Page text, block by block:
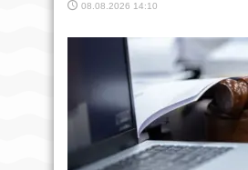
08.08.2026 14:10